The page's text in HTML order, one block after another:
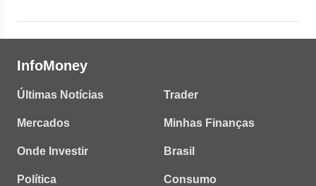
InfoMoney
Últimas Notícias
Mercados
Onde Investir
Política
Trader
Minhas Finanças
Brasil
Consumo